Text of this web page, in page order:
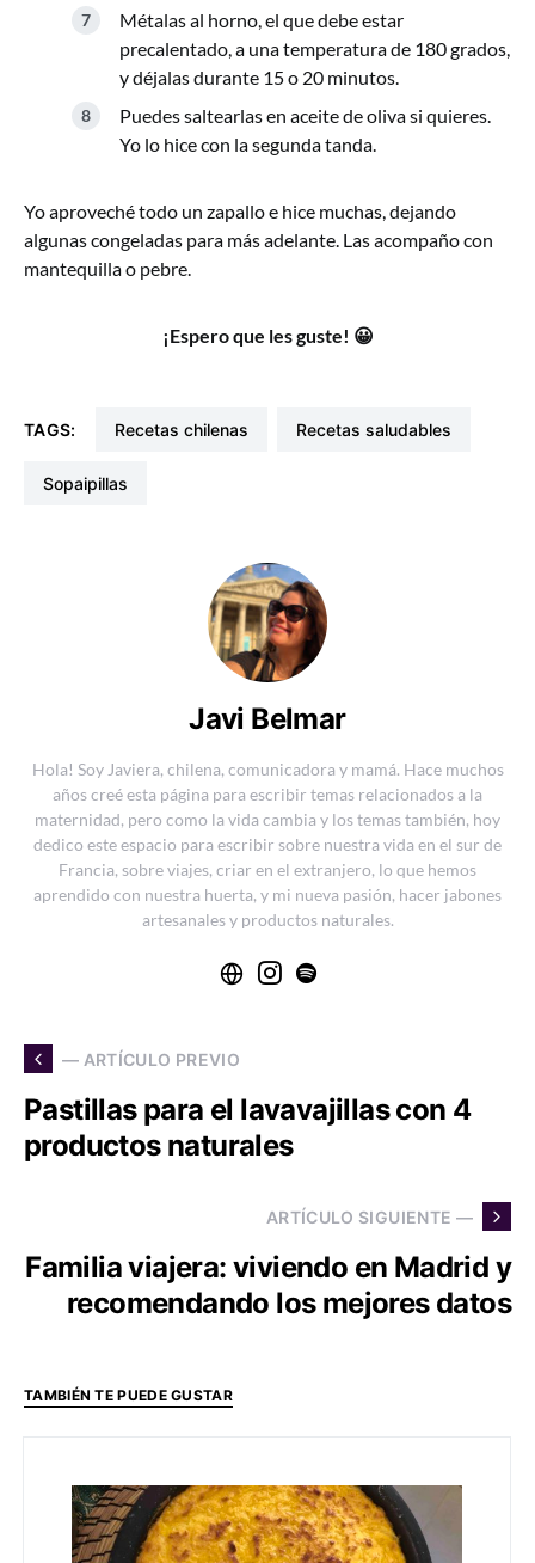
Métalas al horno, el que debe estar
precalentado, a una temperatura de 180 grados,
y déjalas durante 15 o 20 minutos.
Puedes saltearlas en aceite de oliva si quieres.
Yo lo hice con la segunda tanda.
Yo aproveché todo un zapallo e hice muchas, dejando
algunas congeladas para más adelante. Las acompaño con
mantequilla o pebre.
¡Espero que les guste! 😀
TAGS: recetas chilenas recetas saludables
sopaipillas
Javi Belmar
Hola! Soy Javiera, chilena, comunicadora y mamá. Hace muchos
años creé esta página para escribir temas relacionados a la
maternidad, pero como la vida cambia y los temas también, hoy
dedico este espacio para escribir sobre nuestra vida en el sur de
Francia, sobre viajes, criar en el extranjero, lo que hemos
aprendido con nuestra huerta, y mi nueva pasión, hacer jabones
artesanales y productos naturales.
— ARTÍCULO PREVIO
Pastillas para el lavavajillas con 4
productos naturales
ARTÍCULO SIGUIENTE —
Familia viajera: viviendo en Madrid y
recomendando los mejores datos
TAMBIÉN TE PUEDE GUSTAR